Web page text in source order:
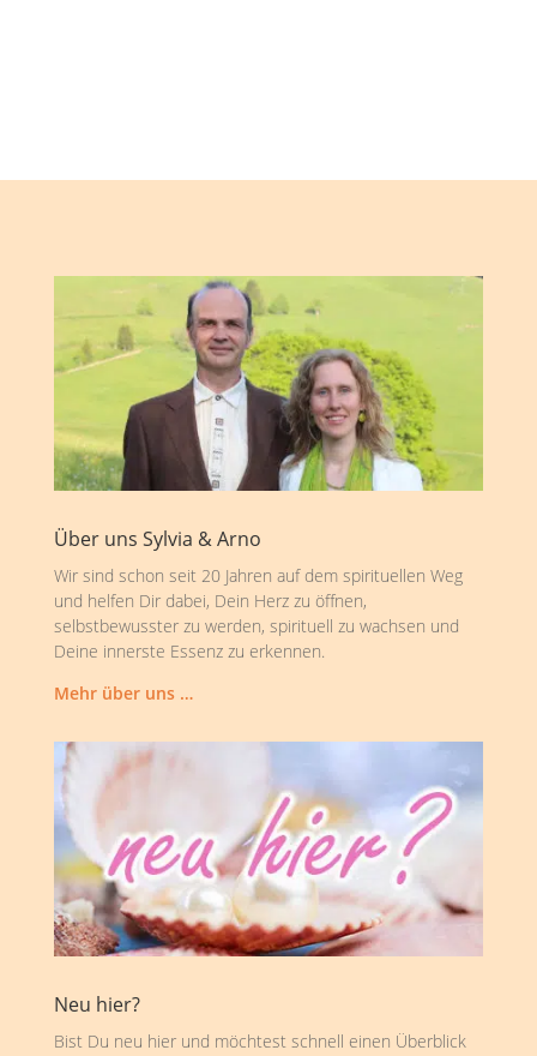
Über uns Sylvia & Arno
Wir sind schon seit 20 Jahren auf dem spirituellen Weg
und helfen Dir dabei, Dein Herz zu öffnen,
selbstbewusster zu werden, spirituell zu wachsen und
Deine innerste Essenz zu erkennen.
Mehr über uns …
Neu hier?
Bist Du neu hier und möchtest schnell einen Überblick